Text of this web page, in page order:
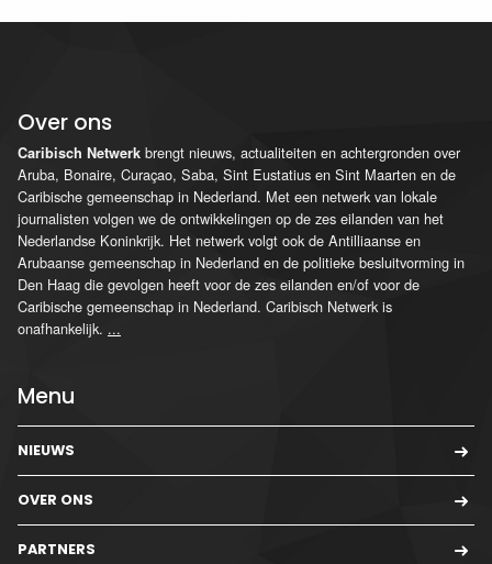
Over ons
Caribisch Netwerk brengt nieuws, actualiteiten en achtergronden over
Aruba, Bonaire, Curaçao, Saba, Sint Eustatius en Sint Maarten en de
Caribische gemeenschap in Nederland. Met een netwerk van lokale
journalisten volgen we de ontwikkelingen op de zes eilanden van het
Nederlandse Koninkrijk. Het netwerk volgt ook de Antilliaanse en
Arubaanse gemeenschap in Nederland en de politieke besluitvorming in
Den Haag die gevolgen heeft voor de zes eilanden en/of voor de
Caribische gemeenschap in Nederland. Caribisch Netwerk is
onafhankelijk. ...
Menu
NIEUWS
OVER ONS
PARTNERS